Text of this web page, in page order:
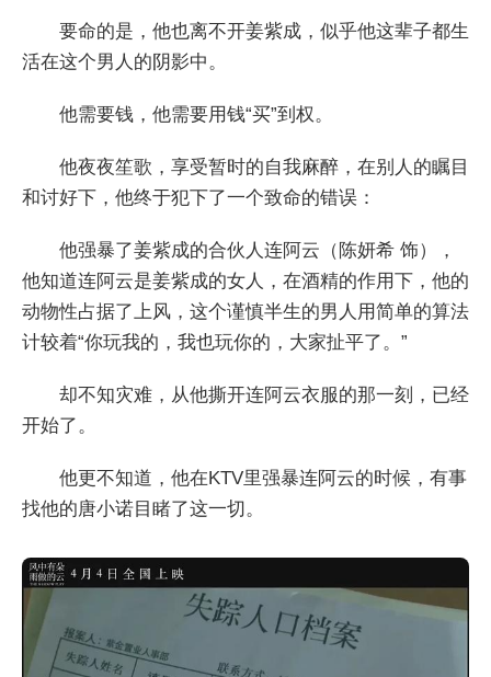
要命的是，他也离不开姜紫成，似乎他这辈子都生
活在这个男人的阴影中。
他需要钱，他需要用钱“买”到权。
他夜夜笙歌，享受暂时的自我麻醉，在别人的瞩目
和讨好下，他终于犯下了一个致命的错误：
他强暴了姜紫成的合伙人连阿云（陈妍希 饰），
他知道连阿云是姜紫成的女人，在酒精的作用下，他的
动物性占据了上风，这个谨慎半生的男人用简单的算法
计较着“你玩我的，我也玩你的，大家扯平了。”
却不知灾难，从他撕开连阿云衣服的那一刻，已经
开始了。
他更不知道，他在KTV里强暴连阿云的时候，有事
找他的唐小诺目睹了这一切。